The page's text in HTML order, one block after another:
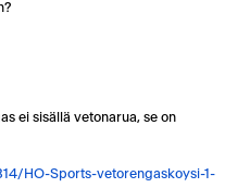
ei sisällä vetonarua, se on
HO-Sports-vetorengaskoysi-1-